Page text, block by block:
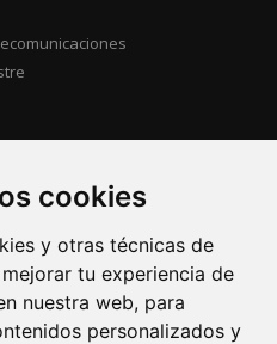
cookies
y otras técnicas de
tu experiencia de
nuestra web, para
personalizados y
Lugo · Galicia · España
(+34) 982 280 090
982 280 094